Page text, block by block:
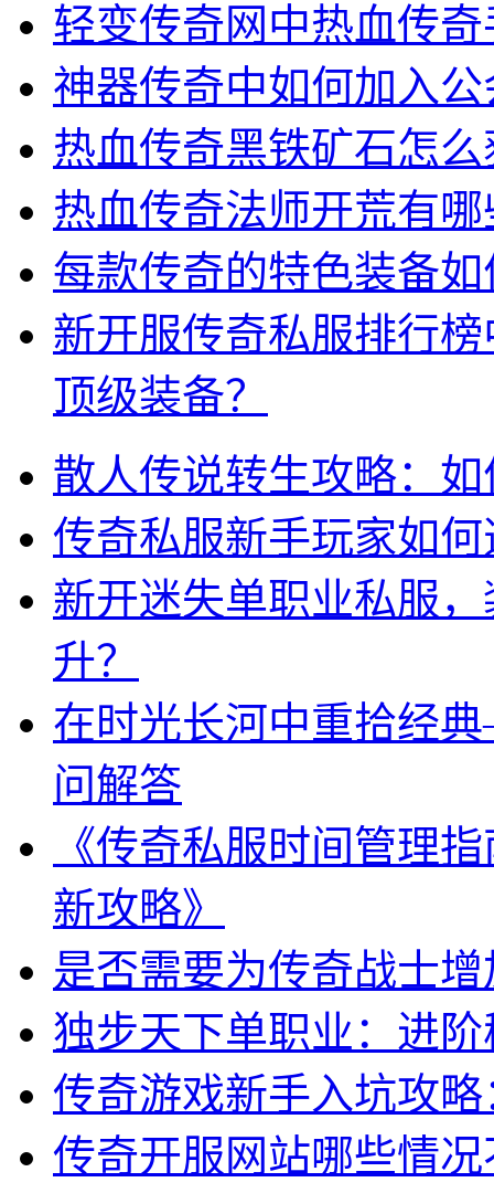
轻变传奇网中热血传
神器传奇中如何加入公
热血传奇黑铁矿石怎
热血传奇法师开荒有
每款传奇的特色装备
新开服传奇私服排行
顶级装备？
散人传说转生攻略：
传奇私服新手玩家如
新开迷失单职业私服
升？
在时光长河中重拾经
问解答
《传奇私服时间管理
新攻略》
是否需要为传奇战士
独步天下单职业：进
传奇游戏新手入坑攻
传奇开服网站哪些情